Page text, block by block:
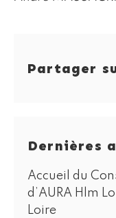
Partager
Dernières
Accueil du
d’AURA Hlm
Loire